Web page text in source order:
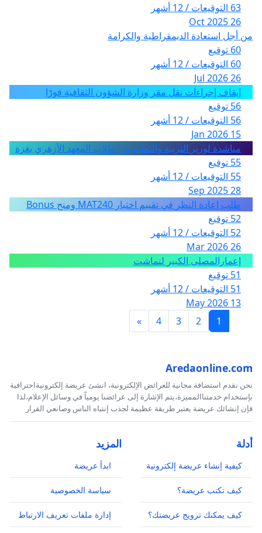
63 التوقيعات / 12 أشهر
26 Oct 2025
من أجل استعادة الديمقراطية والكرامة
60 توقيع
60 التوقيعات / 12 أشهر
26 Jul 2026
إيقاف إجراءات نقل مقر وزارة الشؤون الثقافية فورًا
56 توقيع
56 التوقيعات / 12 أشهر
15 Jan 2026
مناشدة لوزير التربية والتعليم من طلاب المعهد الأزهري بغزة
55 توقيع
55 التوقيعات / 12 أشهر
28 Sep 2025
طلب إعادة النظر في تقييم اختبار MAT240 ومنح Bonus
52 توقيع
52 التوقيعات / 12 أشهر
26 Mar 2026
إعمارالمصلى الكبير لتماشت
51 توقيع
51 التوقيعات / 12 أشهر
13 May 2026
1
2
3
4
»
Aredaonline.com
نحن نقدم استضافة مجانية للعرائض الإلكترونية، انشئ عريضة إلكترونيةاحترافية
بإستخدام خدمتناالمميزة،يتم الإشارة إلى عرائضنا يومياً في وسائل الإعلام،لذا
فإن إنشائك عريضة يعتبر طريقة عظيمة لجذب إنتباه الناس وصانعي القرار
أدلة
كيفية إنشاء عريضة إلكترونية
كيف تكتب عريضة؟
كيف يمكنك ترويج عريضتك؟
المزيد
ابدأ عريضة
سياسة الخصوصية
إدارة ملفات تعريف الارتباط